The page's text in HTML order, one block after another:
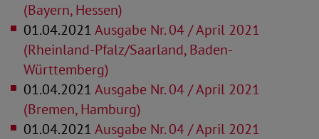
(Bayern, Hessen)
01.04.2021Ausgabe Nr. 04 / April 2021
(Rheinland-Pfalz/Saarland, Baden-
Württemberg)
01.04.2021Ausgabe Nr. 04 / April 2021
(Bremen, Hamburg)
01.04.2021Ausgabe Nr. 04 / April 2021